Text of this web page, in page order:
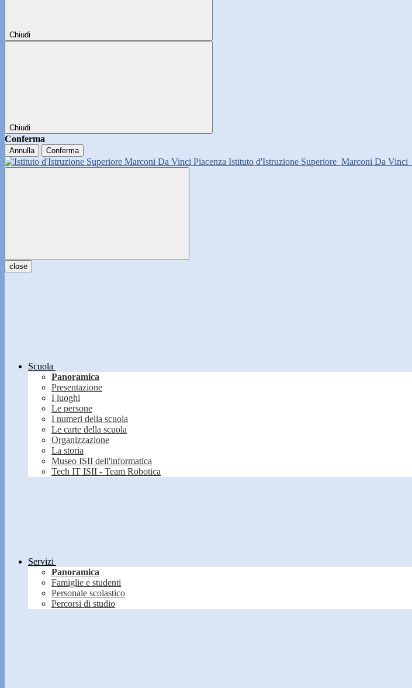
Chiudi
Chiudi
Conferma
Annulla Conferma
Istituto d'Istruzione Superiore Marconi Da Vinci
close
Scuola
Panoramica
Presentazione
I luoghi
Le persone
I numeri della scuola
Le carte della scuola
Organizzazione
La storia
Museo ISII dell'informatica
Tech IT ISII - Team Robotica
Servizi
Panoramica
Famiglie e studenti
Personale scolastico
Percorsi di studio